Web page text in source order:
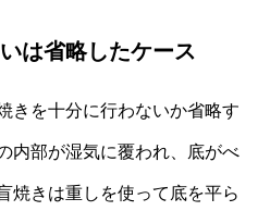
は省略したケース
きを十分に行わないか省略す
内部が湿気に覆われ、底がべ
焼きは重しを使って底を平ら